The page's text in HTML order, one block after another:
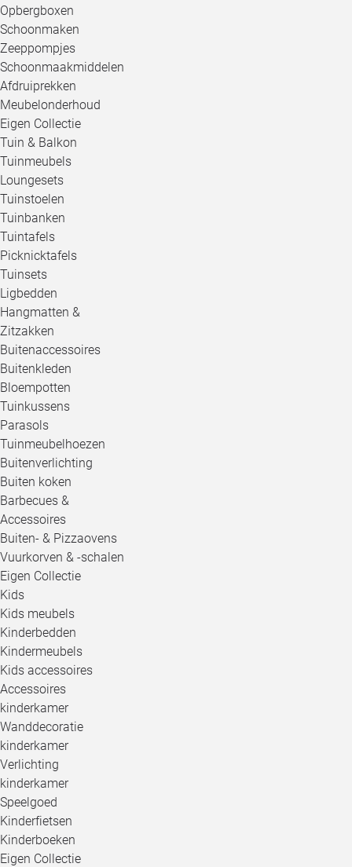
Opbergboxen
Schoonmaken
Zeeppompjes
Schoonmaakmiddelen
Afdruiprekken
Meubelonderhoud
Eigen Collectie
Tuin & Balkon
Tuinmeubels
Loungesets
Tuinstoelen
Tuinbanken
Tuintafels
Picknicktafels
Tuinsets
Ligbedden
Hangmatten &
Zitzakken
Buitenaccessoires
Buitenkleden
Bloempotten
Tuinkussens
Parasols
Tuinmeubelhoezen
Buitenverlichting
Buiten koken
Barbecues &
Accessoires
Buiten- & Pizzaovens
Vuurkorven & -schalen
Eigen Collectie
Kids
Kids meubels
Kinderbedden
Kindermeubels
Kids accessoires
Accessoires
kinderkamer
Wanddecoratie
kinderkamer
Verlichting
kinderkamer
Speelgoed
Kinderfietsen
Kinderboeken
Eigen Collectie